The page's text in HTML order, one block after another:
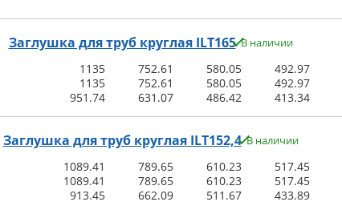
Заглушка для труб круглая ILT165 В наличии
1135 752.61 580.05 492.97
1135 752.61 580.05 492.97
951.74 631.07 486.42 413.34
Заглушка для труб круглая ILT152,4 В наличии
1089.41 789.65 610.23 517.45
1089.41 789.65 610.23 517.45
913.45 662.09 511.67 433.89